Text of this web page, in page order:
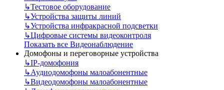
↳Тестовое оборудование
↳Устройства защиты линий
↳Устройства инфракрасной подсветки
↳Цифровые системы видеоконтроля
Показать все Видеонаблюдение
Домофоны и переговорные устройства
↳IP-домофония
↳Аудиодомофоны малоабонентные
↳Видеодомофоны малоабонентные